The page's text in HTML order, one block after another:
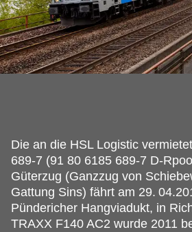
Die an die HSL Logistic
689-7 (91 80 6185 689-7 D-
Güterzug (Ganzzug von
Gattung Sins) fährt am 29.
Pündericher Hangviadukt, in
TRAXX F140 AC2 wurde 2011